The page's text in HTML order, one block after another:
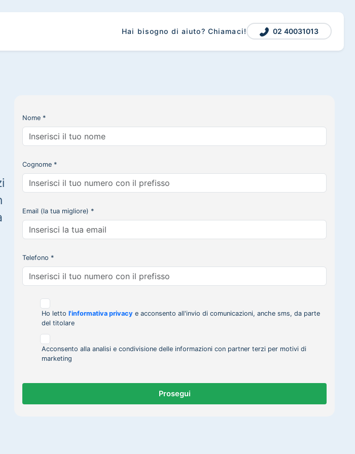
Hai bisogno di aiuto? Chiamaci! 02 40031013
Nome *
Cognome *
Email (la tua migliore) *
Telefono *
Ho letto l'informativa privacy e acconsento all'invio di comunicazioni, anche sms, da parte
del titolare
Acconsento alla analisi e condivisione delle informazioni con partner terzi per motivi di
marketing